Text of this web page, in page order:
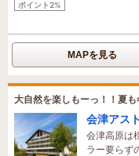
ポイント2%
MAPを見る
大自然を楽しもーっ！！夏
会津アス
会津高原は
ラー要らず